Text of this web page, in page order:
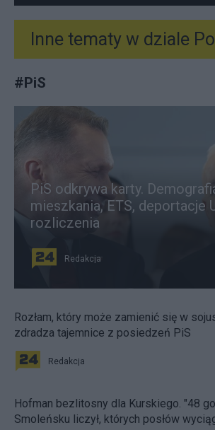
Inne tematy w dziale
#PiS
PiS odkrywa karty.
mieszkania, ETS, deportacje
rozliczenia
Redakcja
Rozłam, który może zamienić się w
zdradza tajemnice z posiedzeń PiS
Redakcja
Hofman bezlitosny dla Kurskiego. "48
Smoleńsku liczył, których posłów